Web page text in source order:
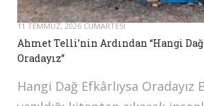
11 TEMMUZ, 2026 CUMARTESI
Ahmet Telli’nin Ardından “Hangi
Oradayız”
Hangi Dağ Efkârlıysa Oradayız